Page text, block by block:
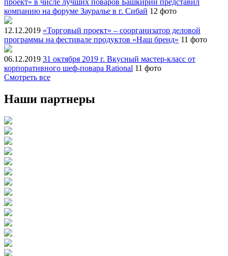
проект» в числе лучших поваров Башкирии представил
компанию на форуме Зауралье в г. Сибай 12 фото
12.12.2019 «Торговый проект» – соорганизатор деловой
программы на фестивале продуктов «Наш бренд» 11 фото
06.12.2019 31 октября 2019 г. Вкусный мастер-класс от
корпоративного шеф-повара Rational 11 фото
Смотреть все
Наши партнеры